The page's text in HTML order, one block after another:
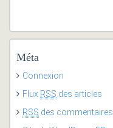
Méta
Connexion
Flux RSS des articles
RSS des commentaires